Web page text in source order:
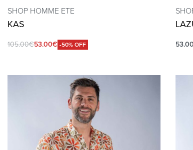
SHOP HOMME ETE
KAS
105.00€53.00€ -50% OFF